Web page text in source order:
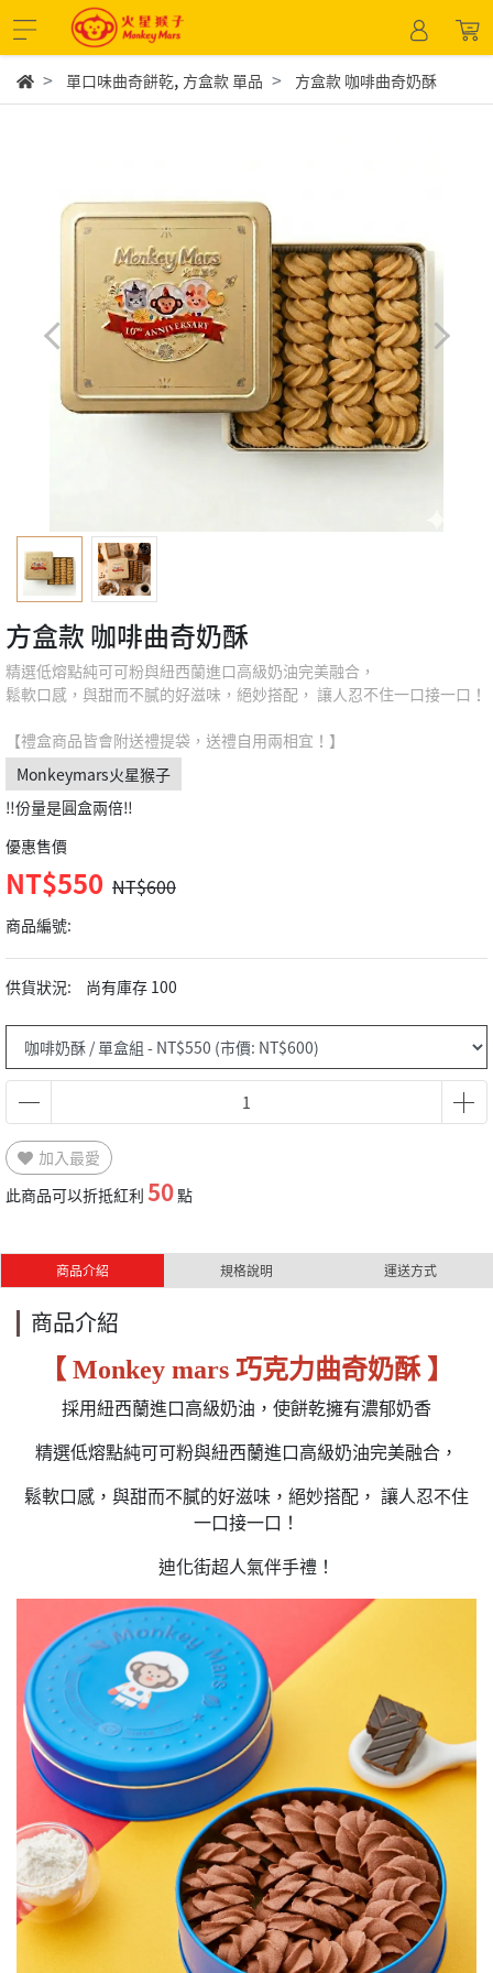
單口味曲奇餅乾, 方盒款 單品 方盒款 咖啡曲奇奶酥
方盒款 咖啡曲奇奶酥
精選低熔點純可可粉與紐西蘭進口高級奶油完美融合，
鬆軟口感，與甜而不膩的好滋味，絕妙搭配， 讓人忍不住一口接一口！
【禮盒商品皆會附送禮提袋，送禮自用兩相宜！】
Monkeymars火星猴子
‼️份量是圓盒兩倍‼️
優惠售價
NT$550 NT$600
商品編號:
供貨狀況: 尚有庫存 100
加入最愛
此商品可以折抵紅利 50點
商品介紹 規格說明 運送方式
商品介紹
【 Monkey mars 巧克力曲奇奶酥 】
採用紐西蘭進口高級奶油，使餅乾擁有濃郁奶香
精選低熔點純可可粉與紐西蘭進口高級奶油完美融合，
鬆軟口感，與甜而不膩的好滋味，絕妙搭配， 讓人忍不住
一口接一口！
迪化街超人氣伴手禮！